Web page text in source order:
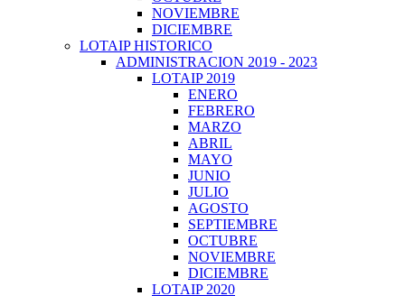
NOVIEMBRE
DICIEMBRE
LOTAIP HISTORICO
ADMINISTRACION 2019 - 2023
LOTAIP 2019
ENERO
FEBRERO
MARZO
ABRIL
MAYO
JUNIO
JULIO
AGOSTO
SEPTIEMBRE
OCTUBRE
NOVIEMBRE
DICIEMBRE
LOTAIP 2020